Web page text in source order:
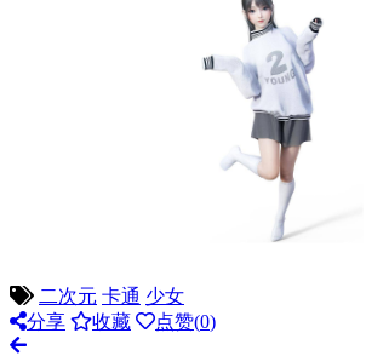
二次元 卡通 少女
分享
收藏 点赞(0)